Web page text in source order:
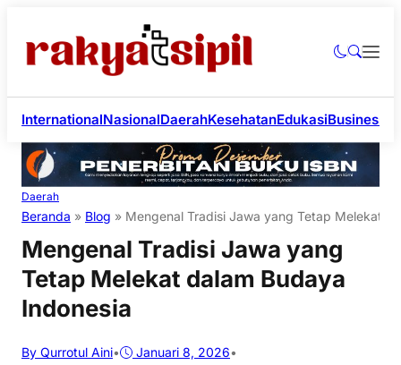
InternationalNasionalDaerahKesehatanEdukasiBusiness
Daerah
Beranda » Blog » Mengenal Tradisi Jawa yang Tetap Melekat
Mengenal Tradisi Jawa yang
Tetap Melekat dalam Budaya
Indonesia
By Qurrotul Aini• Januari 8, 2026•